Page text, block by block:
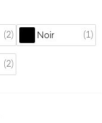
2 Noir 1
2